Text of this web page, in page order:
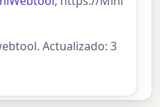
Actualizado: 3